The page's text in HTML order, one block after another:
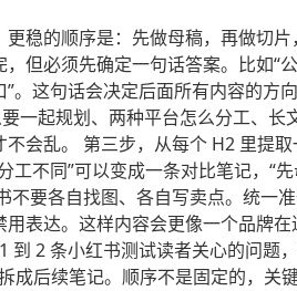
稳的顺序是：先做母稿，再做切片
但必须先确定一句话答案。比如“
。这句话会决定后面所有内容的方
一起规划、两种平台怎么分工、长
会乱。 第三步，从每个 H2 里提
不同”可以变成一条对比笔记，“
要各自找图、各自写卖点。统一
表达。这样内容会更像一个品牌
2 条小红书测试读者关心的问题
成后续笔记。顺序不是固定的，关